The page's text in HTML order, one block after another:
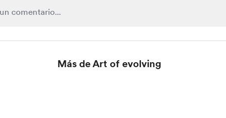
Más de Art of evolving